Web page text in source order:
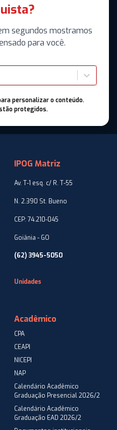
segundos mostramos
para você.
personalizar o conteúdo.
protegidos.
Acadêmico
CPA
CEAPI
NICEPI
NAP
Calendário Acadêmico
Graduação Presencial 2026/2
Calendário Acadêmico
Graduação EAD 2026/2
IPOG Matriz
Av. T-1 esq. c/ R. T-55
N. 2.390 St. Bueno
CEP: 74.210-045
Goiânia - GO
(62) 3945-5050
Unidades